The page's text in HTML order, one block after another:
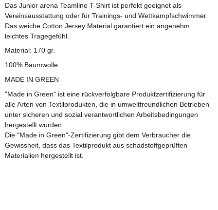
Das Junior arena Teamline T-Shirt ist perfekt geeignet als
Vereinsausstattung oder für Trainings- und Wettkampfschwimmer.
Das weiche Cotton Jersey Material garantiert ein angenehm
leichtes Tragegefühl.
Material: 170 gr.
100% Baumwolle
MADE IN GREEN
"Made in Green" ist eine rückverfolgbare Produktzertifizierung für
alle Arten von Textilprodukten, die in umweltfreundlichen Betrieben
unter sicheren und sozial verantwortlichen Arbeitsbedingungen
hergestellt wurden.
Die "Made in Green"-Zertifizierung gibt dem Verbraucher die
Gewissheit, dass das Textilprodukt aus schadstoffgeprüften
Materialien hergestellt ist.